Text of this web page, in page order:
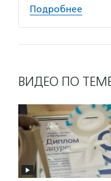
Подробнее
ВИДЕО ПО